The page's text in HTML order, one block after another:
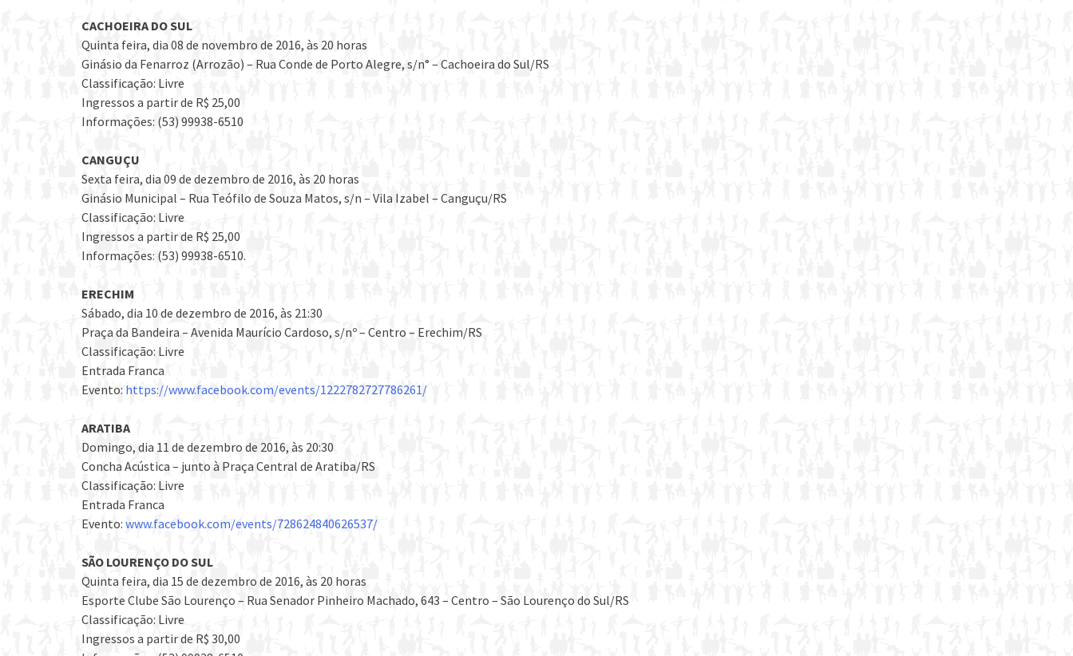
CACHOEIRA DO SUL
Quinta feira, dia 08 de novembro de 2016, às 20 horas
Ginásio da Fenarroz (Arrozão) – Rua Conde de Porto Alegre, s/n° – Cachoeira do Sul/RS
Classificação: Livre
Ingressos a partir de R$ 25,00
Informações: (53) 99938-6510
CANGUÇU
Sexta feira, dia 09 de dezembro de 2016, às 20 horas
Ginásio Municipal – Rua Teófilo de Souza Matos, s/n – Vila Izabel – Canguçu/RS
Classificação: Livre
Ingressos a partir de R$ 25,00
Informações: (53) 99938-6510.
ERECHIM
Sábado, dia 10 de dezembro de 2016, às 21:30
Praça da Bandeira – Avenida Maurício Cardoso, s/nº – Centro – Erechim/RS
Classificação: Livre
Entrada Franca
Evento: https://www.facebook.com/events/1222782727786261/
ARATIBA
Domingo, dia 11 de dezembro de 2016, às 20:30
Concha Acústica – junto à Praça Central de Aratiba/RS
Classificação: Livre
Entrada Franca
Evento: www.facebook.com/events/728624840626537/
SÃO LOURENÇO DO SUL
Quinta feira, dia 15 de dezembro de 2016, às 20 horas
Esporte Clube São Lourenço – Rua Senador Pinheiro Machado, 643 – Centro – São Lourenço do Sul/RS
Classificação: Livre
Ingressos a partir de R$ 30,00